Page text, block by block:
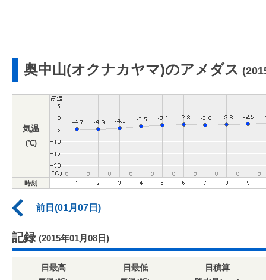
奥中山(オクナカヤマ)のアメダス
気温
(℃)
時刻
前日(01月07日)
記録 (2015年01月08日)
日最高
日最低
日積算